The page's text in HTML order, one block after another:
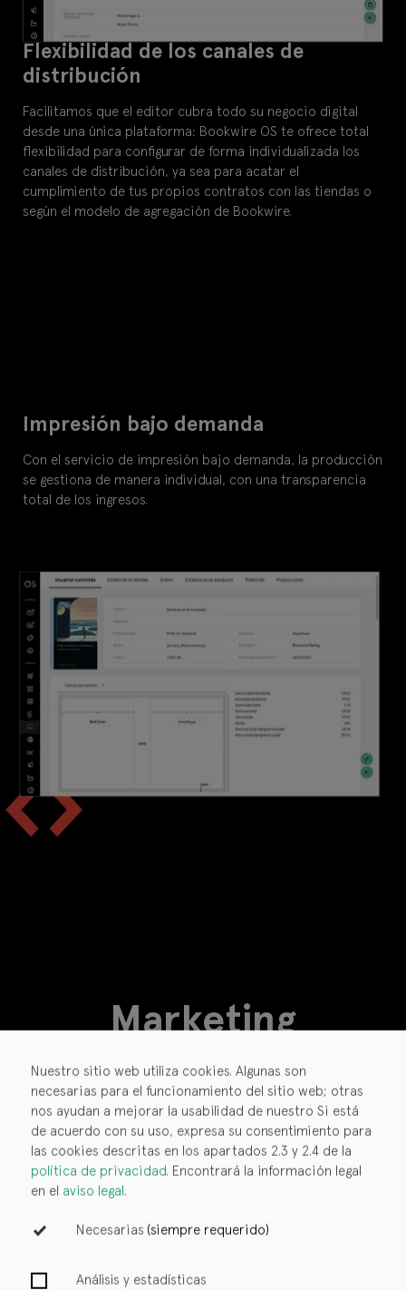
Flexibilidad de los canales de
distribución
Facilitamos que el editor cubra todo su negocio digital
desde una única plataforma: Bookwire OS te ofrece total
flexibilidad para configurar de forma individualizada los
canales de distribución, ya sea para acatar el
cumplimiento de tus propios contratos con las tiendas o
según el modelo de agregación de Bookwire.
Impresión bajo demanda
Con el servicio de impresión bajo demanda, la producción
se gestiona de manera individual, con una transparencia
total de los ingresos.
Marketing
Nuestro sitio web utiliza cookies. Algunas son
necesarias para el funcionamiento del sitio web; otras
nos ayudan a mejorar la usabilidad de nuestro Si está
de acuerdo con su uso, expresa su consentimiento para
las cookies descritas en los apartados 2.3 y 2.4 de la
política de privacidad. Encontrará la información legal
en el aviso legal.
Necesarias (siempre requerido)
Análisis y estadísticas